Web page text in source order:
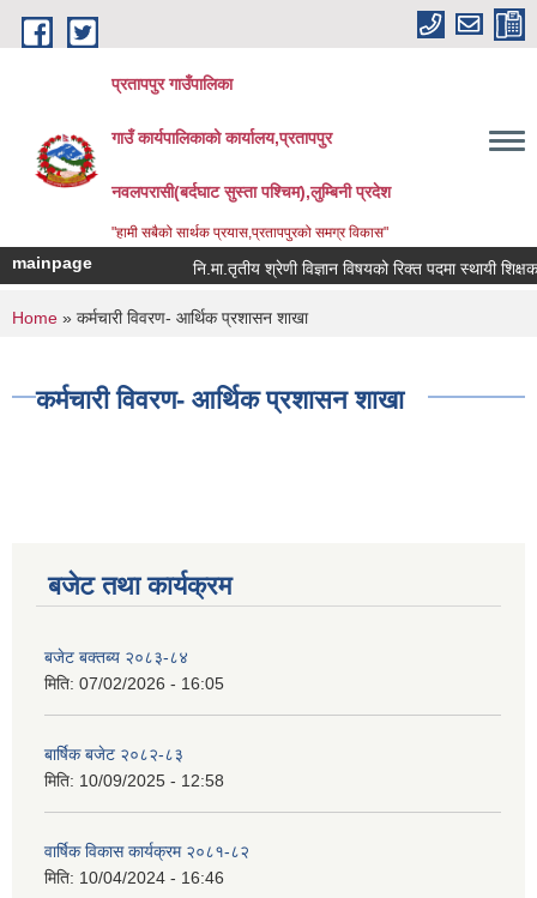
Skip to main content
प्रतापपुर गाउँपालिका
गाउँ कार्यपालिकाको कार्यालय,प्रतापपुर
नवलपरासी(बर्दघाट सुस्ता पश्चिम),लुम्बिनी प्रदेश
"हामी सबैको सार्थक प्रयास,प्रतापपुरको समग्र विकास"
mainpage नि.मा.तृतीय श्रेणी विज्ञान विषयको रिक्त पदमा स्थायी शिक्षक
You are here
Home » कर्मचारी विवरण- आर्थिक प्रशासन शाखा
कर्मचारी विवरण- आर्थिक प्रशासन शाखा
बजेट तथा कार्यक्रम
बजेट बक्तब्य २०८३-८४
मिति: 07/02/2026 - 16:05
बार्षिक बजेट २०८२-८३
मिति: 10/09/2025 - 12:58
वार्षिक विकास कार्यक्रम २०८१-८२
मिति: 10/04/2024 - 16:46